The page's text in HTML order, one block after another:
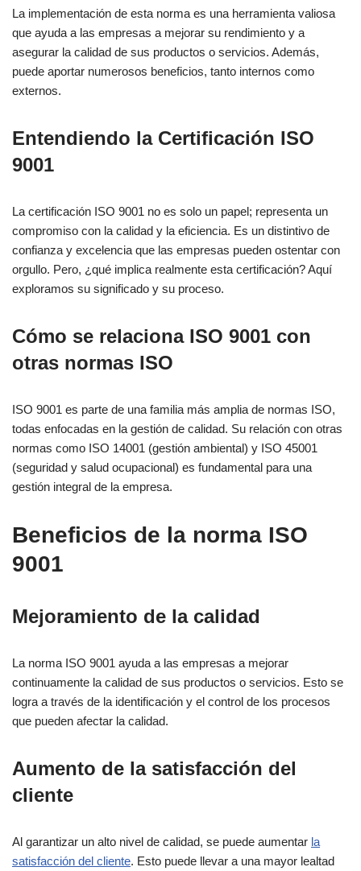
La implementación de esta norma es una herramienta valiosa
que ayuda a las empresas a mejorar su rendimiento y a
asegurar la calidad de sus productos o servicios. Además,
puede aportar numerosos beneficios, tanto internos como
externos.
Entendiendo la Certificación ISO
9001
La certificación ISO 9001 no es solo un papel; representa un
compromiso con la calidad y la eficiencia. Es un distintivo de
confianza y excelencia que las empresas pueden ostentar con
orgullo. Pero, ¿qué implica realmente esta certificación? Aquí
exploramos su significado y su proceso.
Cómo se relaciona ISO 9001 con
otras normas ISO
ISO 9001 es parte de una familia más amplia de normas ISO,
todas enfocadas en la gestión de calidad. Su relación con otras
normas como ISO 14001 (gestión ambiental) y ISO 45001
(seguridad y salud ocupacional) es fundamental para una
gestión integral de la empresa.
Beneficios de la norma ISO
9001
Mejoramiento de la calidad
La norma ISO 9001 ayuda a las empresas a mejorar
continuamente la calidad de sus productos o servicios. Esto se
logra a través de la identificación y el control de los procesos
que pueden afectar la calidad.
Aumento de la satisfacción del
cliente
Al garantizar un alto nivel de calidad, se puede aumentar la
satisfacción del cliente. Esto puede llevar a una mayor lealtad